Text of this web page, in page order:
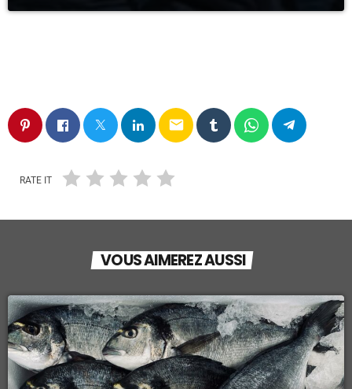
email
RATE IT
VOUS AIMEREZ AUSSI